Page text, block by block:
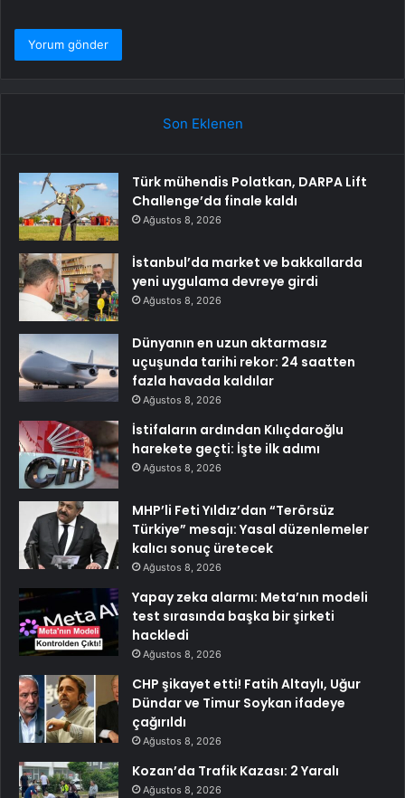
Son Eklenen
Türk mühendis Polatkan, DARPA Lift
Challenge’da finale kaldı
Ağustos 8, 2026
İstanbul’da market ve bakkallarda
yeni uygulama devreye girdi
Ağustos 8, 2026
Dünyanın en uzun aktarmasız
uçuşunda tarihi rekor: 24 saatten
fazla havada kaldılar
Ağustos 8, 2026
İstifaların ardından Kılıçdaroğlu
harekete geçti: İşte ilk adımı
Ağustos 8, 2026
MHP’li Feti Yıldız’dan “Terörsüz
Türkiye” mesajı: Yasal düzenlemeler
kalıcı sonuç üretecek
Ağustos 8, 2026
Yapay zeka alarmı: Meta’nın modeli
test sırasında başka bir şirketi
hackledi
Ağustos 8, 2026
CHP şikayet etti! Fatih Altaylı, Uğur
Dündar ve Timur Soykan ifadeye
çağırıldı
Ağustos 8, 2026
Kozan’da Trafik Kazası: 2 Yaralı
Ağustos 8, 2026